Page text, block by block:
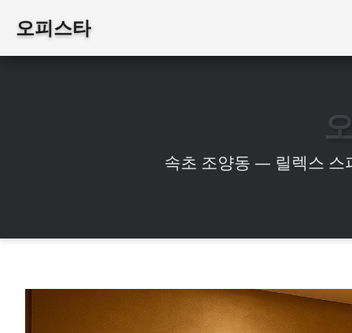
오피스타
속초 조양동 — 릴렉스 스